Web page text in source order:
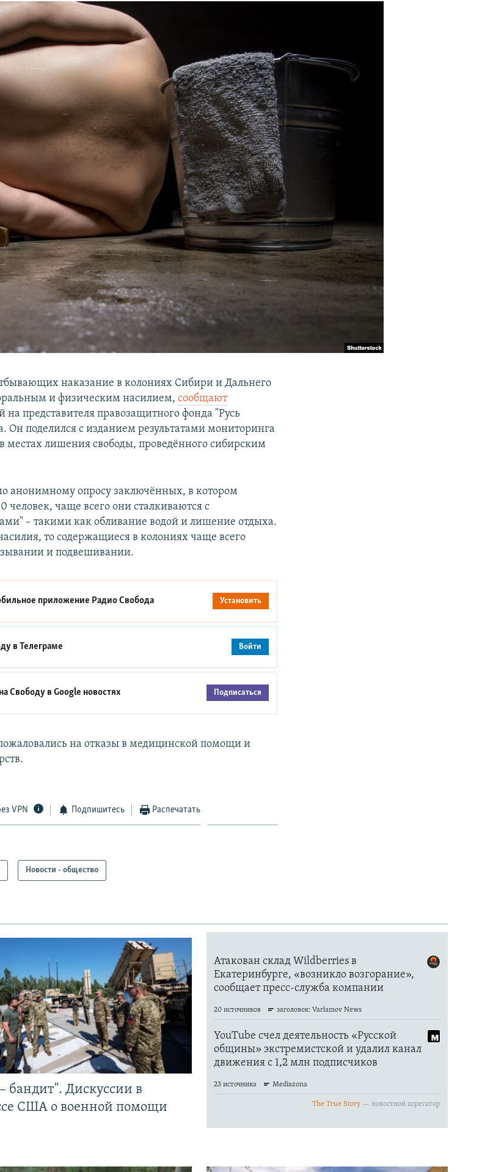
наказание в колониях Сибири и Дальнего
и физическим насилием,сообщают
на представителя правозащитного фонда "Русь
Он поделился с изданием результатами мониторинга
местах лишения свободы, проведённого сибирским
анонимному опросу заключённых, в котором
человек, чаще всего они сталкиваются с
– такими как обливание водой и лишение отдыха.
то содержащиеся в колониях чаще всего
и подвешивании.
приложение Радио Свобода Установить
вТелеграме Войти
Свободу вGoogle новостях Подписаться
на отказы в медицинской помощи и
VPN Подпишитесь Распечатать
Новости - общество
бандит". Дискуссии в
США о военной помощи